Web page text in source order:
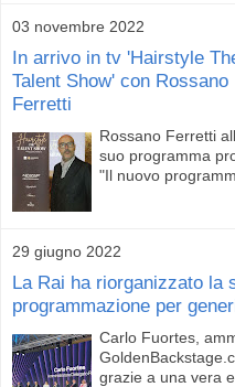
03 novembre 2022
In arrivo in tv 'Hairstyle
Talent Show' con Rossano
Ferretti
Rossano Ferretti
suo programma
"Il nuovo
29 giugno 2022
La Rai ha riorganizzato la
programmazione per
Carlo Fuortes,
grazie a una vera